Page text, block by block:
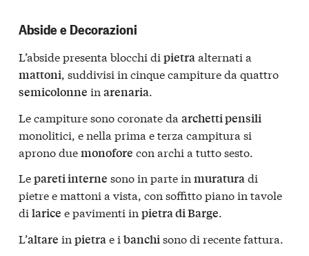
Abside e Decorazioni
L’abside presenta blocchi di pietraalternati a
mattoni, suddivisi in cinque campiture da quattro
semicolonne in arenaria.
Le campiture sono coronate da archetti pensili
monolitici, e nella prima e terza campitura si
aprono duemonofore con archi a tutto sesto.
Lepareti interne sono in parte in muraturadi
pietre e mattoni a vista, con soffitto piano in tavole
di larice e pavimenti in pietra di Barge.
L’altare in pietrae i banchisono di recente fattura.